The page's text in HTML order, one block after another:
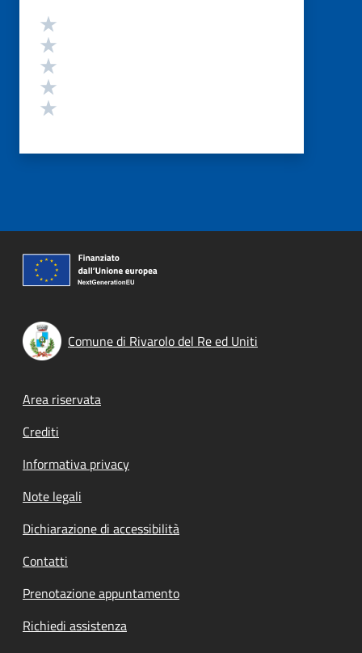
Valutazione
Comune di Rivarolo del Re ed Uniti
Footer menu
Area riservata
Crediti
Informativa privacy
Note legali
Dichiarazione di accessibilità
Contatti
Prenotazione appuntamento
Richiedi assistenza